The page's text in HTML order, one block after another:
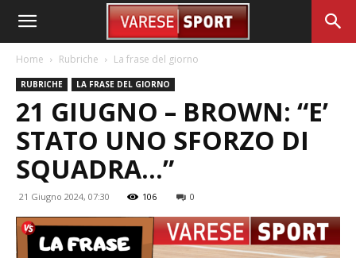
Home Rubriche La frase del giorno
RUBRICHE LA FRASE DEL GIORNO
21 GIUGNO – BROWN: “E’
STATO UNO SFORZO DI
SQUADRA…”
21 Giugno 2024, 07:30 106 0